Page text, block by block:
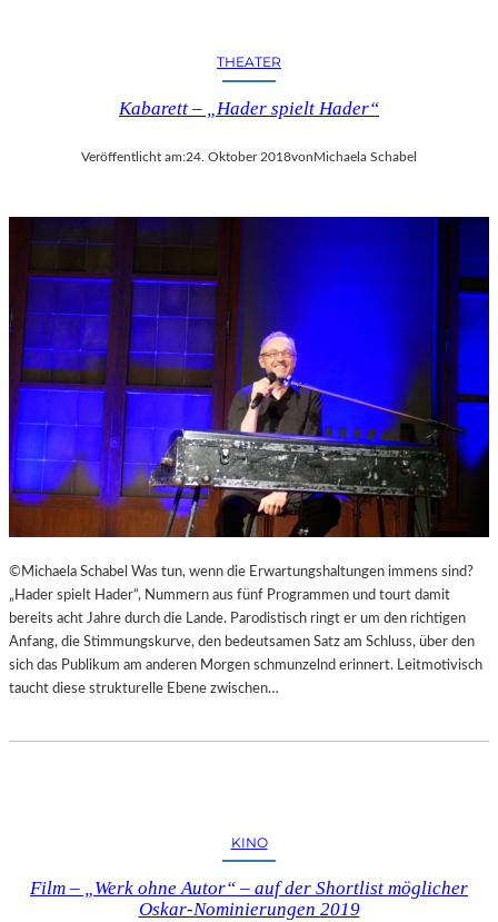
THEATER
Kabarett – „Hader spielt Hader“
Veröffentlicht am:24. Oktober 2018von Michaela Schabel
©Michaela Schabel Was tun, wenn die Erwartungshaltungen immens sind?
„Hader spielt Hader“, Nummern aus fünf Programmen und tourt damit
bereits acht Jahre durch die Lande. Parodistisch ringt er um den richtigen
Anfang, die Stimmungskurve, den bedeutsamen Satz am Schluss, über den
sich das Publikum am anderen Morgen schmunzelnd erinnert. Leitmotivisch
taucht diese strukturelle Ebene zwischen…
KINO
Film – „Werk ohne Autor“ – auf der Shortlist möglicher
Oskar-Nominierungen 2019